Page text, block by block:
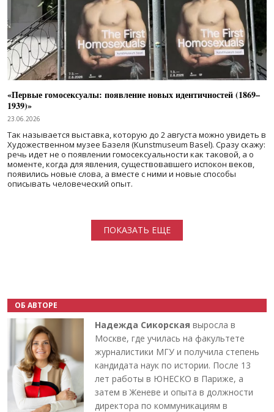
«Первые гомосексуалы: появление новых идентичностей (1869–
1939)»
23.06.2026
Так называется выставка, которую до 2 августа можно увидеть в
Художественном музее Базеля (Kunstmuseum Basel). Сразу скажу:
речь идет не о появлении гомосексуальности как таковой, а о
моменте, когда для явления, существовавшего испокон веков,
появились новые слова, а вместе с ними и новые способы
описывать человеческий опыт.
ПОКАЗАТЬ ЕЩЕ
ОБ АВТОРЕ
Надежда Сикорская выросла в
Москве, где училась на факультете
журналистики МГУ и получила степень
кандидата наук по истории. После 13
лет работы в ЮНЕСКО в Париже, а
затем в Женеве и опыта в должности
директора по коммуникациям в